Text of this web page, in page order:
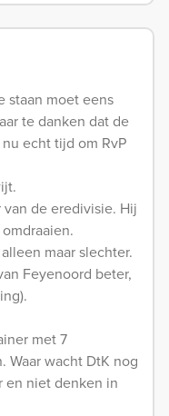
staan moet eens
te danken dat de
echt tijd om RvP
de eredivisie. Hij
maar slechter.
Feyenoord beter,
met 7
Waar wacht DtK nog
en niet denken in